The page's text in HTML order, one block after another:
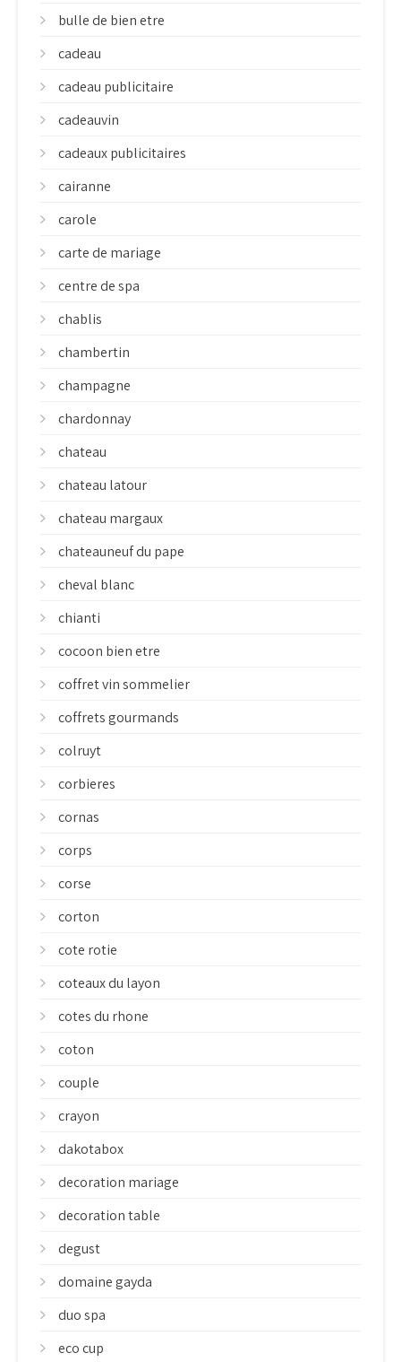
bulle de bien etre
cadeau
cadeau publicitaire
cadeauvin
cadeaux publicitaires
cairanne
carole
carte de mariage
centre de spa
chablis
chambertin
champagne
chardonnay
chateau
chateau latour
chateau margaux
chateauneuf du pape
cheval blanc
chianti
cocoon bien etre
coffret vin sommelier
coffrets gourmands
colruyt
corbieres
cornas
corps
corse
corton
cote rotie
coteaux du layon
cotes du rhone
coton
couple
crayon
dakotabox
decoration mariage
decoration table
degust
domaine gayda
duo spa
eco cup